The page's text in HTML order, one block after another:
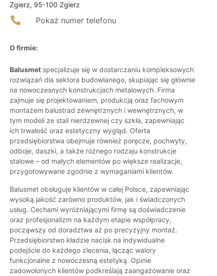
Zgierz, 95-100 Zgierz
Pokaż numer telefonu
O firmie:
Balusmet specjalizuje się w dostarczaniu kompleksowych
rozwiązań dla sektora budowlanego, skupiając się głównie
na nowoczesnych konstrukcjach metalowych. Firma
zajmuje się projektowaniem, produkcją oraz fachowym
montażem balustrad zewnętrznych i wewnętrznych, w
tym modeli ze stali nierdzewnej czy szkła, zapewniając
ich trwałość oraz estetyczny wygląd. Oferta
przedsiębiorstwa obejmuje również poręcze, pochwyty,
odboje, daszki, a także różnego rodzaju konstrukcje
stalowe – od małych elementów po większe realizacje,
przygotowywane zgodnie z wymaganiami klientów.
Balusmet obsługuje klientów w całej Polsce, zapewniając
wysoką jakość zarówno produktów, jak i świadczonych
usług. Cechami wyróżniającymi firmę są doświadczenie
oraz profesjonalizm na każdym etapie współpracy,
począwszy od doradztwa aż po precyzyjny montaż.
Przedsiębiorstwo kładzie nacisk na indywidualne
podejście do każdego zlecenia, łącząc walory
funkcjonalne z nowoczesną estetyką. Opinie
zadowolonych klientów podkreślają zaangażowanie oraz